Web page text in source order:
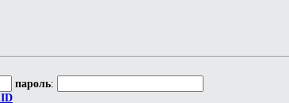
пароль: